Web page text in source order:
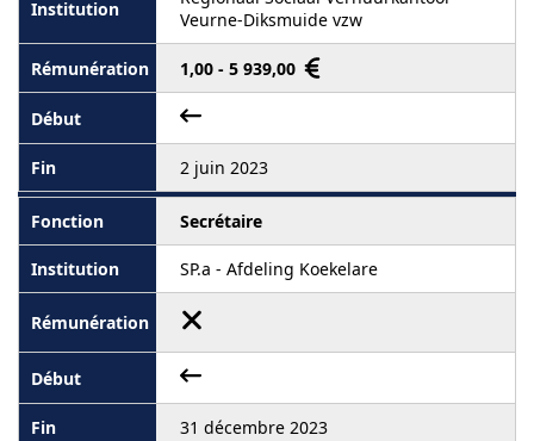
Veurne-Diksmuide vzw
1,00 - 5 939,00
2 juin 2023
Secrétaire
SP.a - Afdeling Koekelare
31 décembre 2023